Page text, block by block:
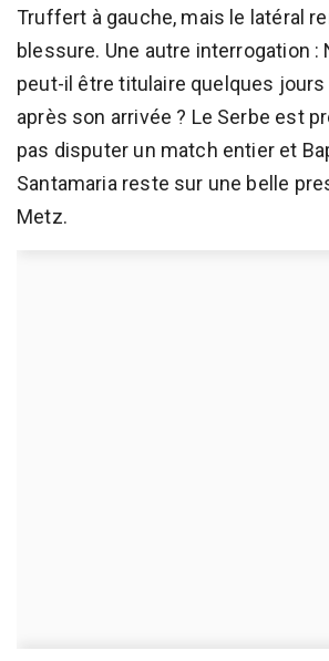
Truffert à gauche, mais le latéral
blessure. Une autre interrogation :
peut-il être titulaire quelques
après son arrivée ? Le Serbe est
pas disputer un match entier et
Santamaria reste sur une belle
Metz.